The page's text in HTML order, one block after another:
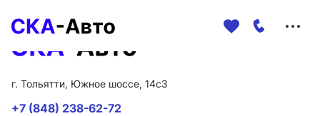
г. Тольятти, Южное шоссе, 14с3
+7 (848) 238-62-72